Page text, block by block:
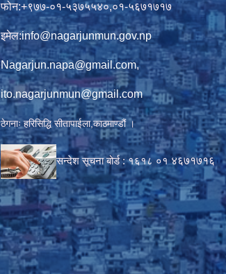
फोन:+९७७-०१-५३७५५४०,०१-५६७१७१७
इमेल:info@nagarjunmun.gov.np
Nagarjun.napa@gmail.com,
ito.nagarjunmun@gmail.com
ठेगनाः हरिसिद्धि सीतापाईला,काठमाण्डौं ।
सन्देश सूचना बोर्ड : १६१८ ०१४६७१७१६